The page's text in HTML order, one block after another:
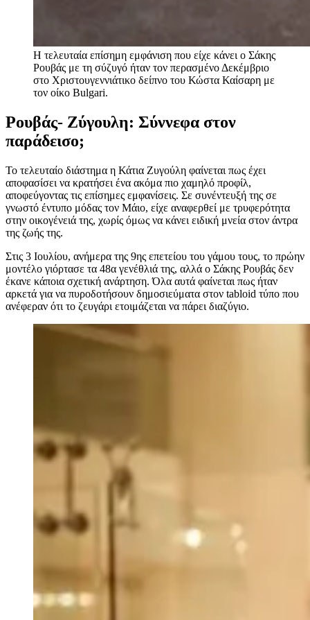
Η τελευταία επίσημη εμφάνιση που είχε κάνει ο Σάκης
Ρουβάς με τη σύζυγό ήταν τον περασμένο Δεκέμβριο
στο Χριστουγεννιάτικο δείπνο του Κώστα Καίσαρη με
τον οίκο Bulgari.
Ρουβάς- Ζύγουλη: Σύννεφα στον
παράδεισο;
Το τελευταίο διάστημα η Κάτια Ζυγούλη φαίνεται πως έχει
αποφασίσει να κρατήσει ένα ακόμα πιο χαμηλό προφίλ,
αποφεύγοντας τις επίσημες εμφανίσεις. Σε συνέντευξή της σε
γνωστό έντυπο μόδας τον Μάιο, είχε αναφερθεί με τρυφερότητα
στην οικογένειά της, χωρίς όμως να κάνει ειδική μνεία στον άντρα
της ζωής της.
Στις 3 Ιουλίου, ανήμερα της 9ης επετείου του γάμου τους, το πρώην
μοντέλο γιόρτασε τα 48α γενέθλιά της, αλλά ο Σάκης Ρουβάς δεν
έκανε κάποια σχετική ανάρτηση. Όλα αυτά φαίνεται πως ήταν
αρκετά για να πυροδοτήσουν δημοσιεύματα στον tabloid τύπο που
ανέφεραν ότι το ζευγάρι ετοιμάζεται να πάρει διαζύγιο.